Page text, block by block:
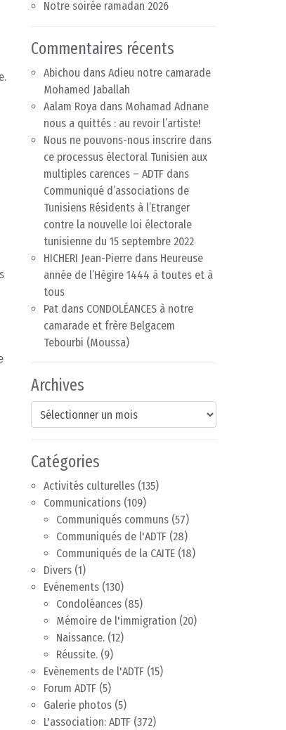
Notre soirée ramadan 2026
Commentaires récents
Abichou dans Adieu notre camarade
Mohamed Jaballah
Aalam Roya dans Mohamad Adnane
nous a quittés : au revoir l’artiste!
Nous ne pouvons-nous inscrire dans
ce processus électoral Tunisien aux
multiples carences – ADTF dans
Communiqué d’associations de
Tunisiens Résidents à l’Etranger
contre la nouvelle loi électorale
tunisienne du 15 septembre 2022
HICHERI Jean-Pierre dans Heureuse
année de l’Hégire 1444 à toutes et à
tous
Pat dans CONDOLÉANCES à notre
camarade et frère Belgacem
Tebourbi (Moussa)
Archives
Archives
Catégories
Activités culturelles (135)
Communications (109)
Communiqués communs (57)
Communiqués de l'ADTF (28)
Communiqués de la CAITE (18)
Divers (1)
Evénements (130)
Condoléances (85)
Mémoire de l'immigration (20)
Naissance. (12)
Réussite. (9)
Evènements de l'ADTF (15)
Forum ADTF (5)
Galerie photos (5)
L'association: ADTF (372)